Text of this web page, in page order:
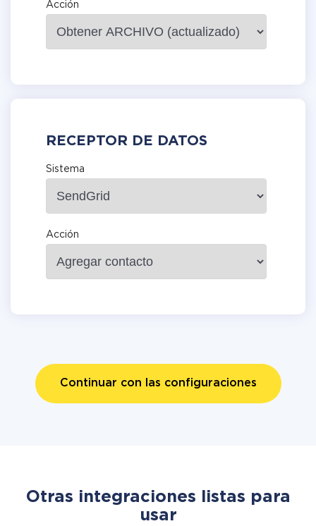
Acción
RECEPTOR DE DATOS
Sistema
Acción
Continuar con las configuraciones
Otras integraciones listas para
usar